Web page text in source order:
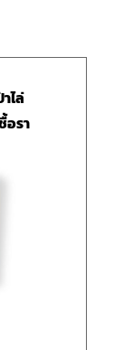
ไล่
อรา